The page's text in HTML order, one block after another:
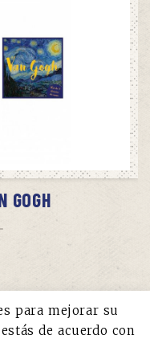
GOGH
para mejorar su
de acuerdo con